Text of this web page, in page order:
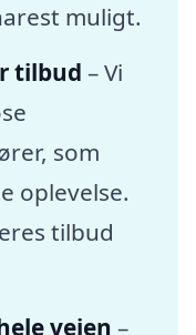
muligt.
tilbud – Vi
som
oplevelse.
tilbud
vejen –